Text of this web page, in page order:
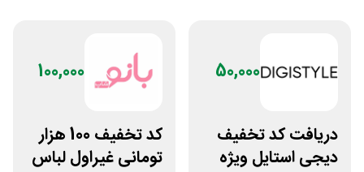
50,000
دریافت کد تخفیف
دیجی استایل ویژه
100,000
کد تخفیف 100 هزار
تومانی غیراول لباس